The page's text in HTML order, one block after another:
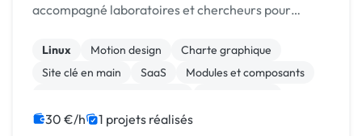
accompagné laboratoires et chercheurs pour
puis st
Linux Motion design
Charte graphique
Site clé en main
SaaS
Modules et composants
Integration HTML
Installation de Script
30 €/h 1 projets réalisés